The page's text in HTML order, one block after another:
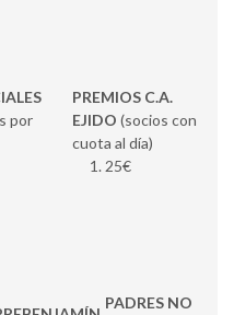
por
PREMIOS C.A.
EJIDO (socios con
cuota al día)
25€
PADRES NO